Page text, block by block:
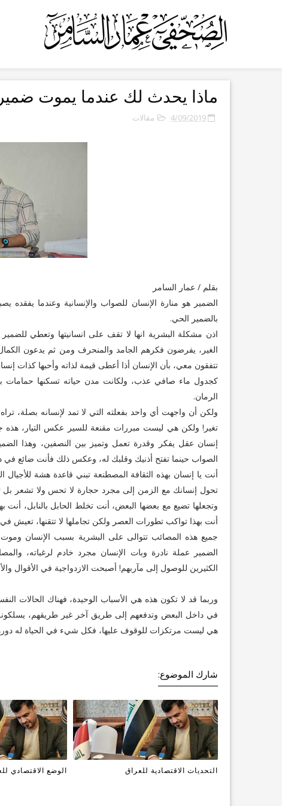
ماذا يحدث لك عندما يموت
4/09/2019 مقالات
بقلم / عمار السامر
الضمير هو منارة الإنسان للصواب والإنسانية وعندما
بالضمير الحي.
اذن مشكلة البشرية انها لا تقف على انسانيتها وتعطي
الغير، يفرضون فكرهم الجامد والمنحرف ومن ثم يدعون
تتفقون معي، بأن الإنسان أذا أعطى قيمة لذاته وأحبها كذات
كجدول ماء صافي عذب، ولكانت مدن حياته تسكنها
الرمان.
ولكن أن واجهت أي واحد بفعلته التي لا تمد لإنسانه بصلة،
تغير! ولكن هي ليست مبررات مقنعة للسير عكس التيار، هذه
إنسان عقل يفكر وقدرة تعمل وتميز بين النصفين، وهذا
الصواب حينما تفتح أذنيك وقلبك له، وعكس ذلك فأنت ضائع في
أنت يا إنسان بهذه الثقافة المصطنعة تبني قاعدة هشة
تحول إنسانك مع الزمن إلى مجرد حجارة لا تحس ولا تشعر بل
وتجعلها تضيع مع بعضها البعض، أنت تخلط الحابل بالنابل،
أنت بهذا تواكب تطورات العصر ولكن تجاملها لا تتقنها، تعيش
جميع هذه المصائب تتوالى على البشرية بسبب الإنسان
الضمير عملة نادرة وبات الإنسان مجرد خادم لرغباته،
الكثيرين للوصول إلى مآربهم! أصبحت الازدواجية في الأقوال
وربما قد لا تكون هذه هي الأسباب الوحيدة، فهناك الحالات
في داخل البعض وتدفعهم إلى طريق آخر غير طريقهم،
هي ليست مرتكزات للوقوف عليها، فكل شيء في الحياة له
شارك الموضوع:
التحديات الاقتصادية للعراق الوضع الاقتصادي